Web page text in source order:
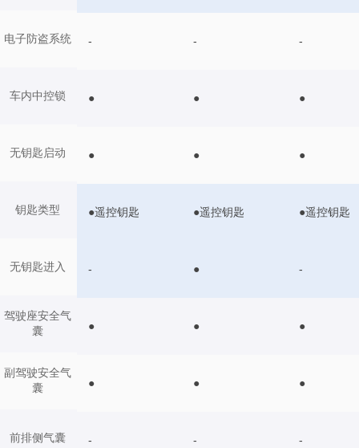
电子防盗系统
车内中控锁
无钥匙启动
钥匙类型
无钥匙进入
驾驶座安全气
囊
副驾驶安全气
囊
前排侧气囊
- - -
● ● ●
● ● ●
●遥控钥匙 ●遥控钥匙 ●遥控钥匙
- ● -
● ● ●
● ● ●
- - -